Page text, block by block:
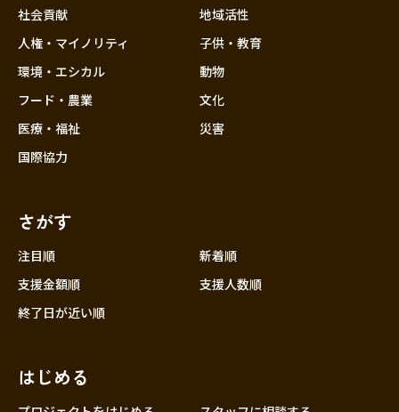
社会貢献
人権・マイノリティ
環境・エシカル
フード・農業
医療・福祉
国際協力
地域活性
子供・教育
動物
文化
災害
さがす
注目順
新着順
支援金額順
支援人数順
終了日が近い順
はじめる